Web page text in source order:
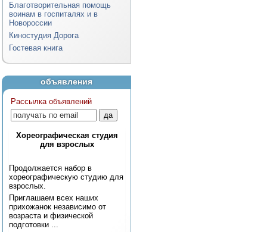
Благотворительная помощь
воинам в госпиталях и в
Новороссии
Киностудия Дорога
Гостевая книга
объявления
Рассылка объявлений
Хореографическая студия
для взрослых
Продолжается набор в
хореографическую студию для
взрослых.
Приглашаем всех наших
прихожанок независимо от
возраста и физической
подготовки ...